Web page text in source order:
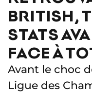
BRITISH,
STATS
FACE À
Avant le choc
Ligue des